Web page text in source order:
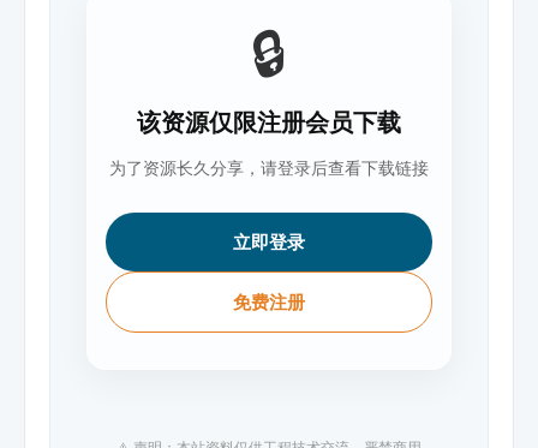
🔒
该资源仅限注册会员下载
为了资源长久分享，请登录后查看下载链接
立即登录
免费注册